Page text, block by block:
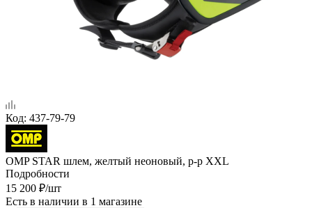
Код: 437-79-79
OMP STAR шлем, желтый неоновый, р-р XXL
Подробности
15 200 ₽/шт
Есть в наличии в 1 магазине